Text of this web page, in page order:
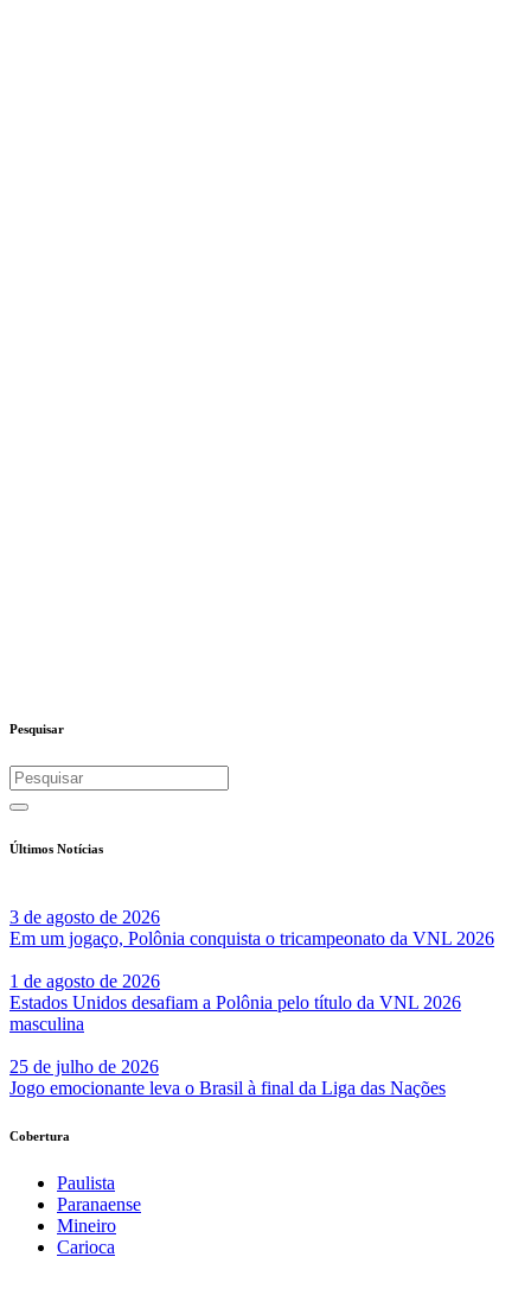
Pesquisar
Últimos Notícias
3 de agosto de 2026
Em um jogaço, Polônia conquista o tricampeonato da VNL 2026
1 de agosto de 2026
Estados Unidos desafiam a Polônia pelo título da VNL 2026
masculina
25 de julho de 2026
Jogo emocionante leva o Brasil à final da Liga das Nações
Cobertura
Paulista
Paranaense
Mineiro
Carioca